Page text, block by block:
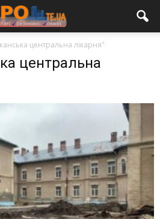
центральна лікарня"
центральна